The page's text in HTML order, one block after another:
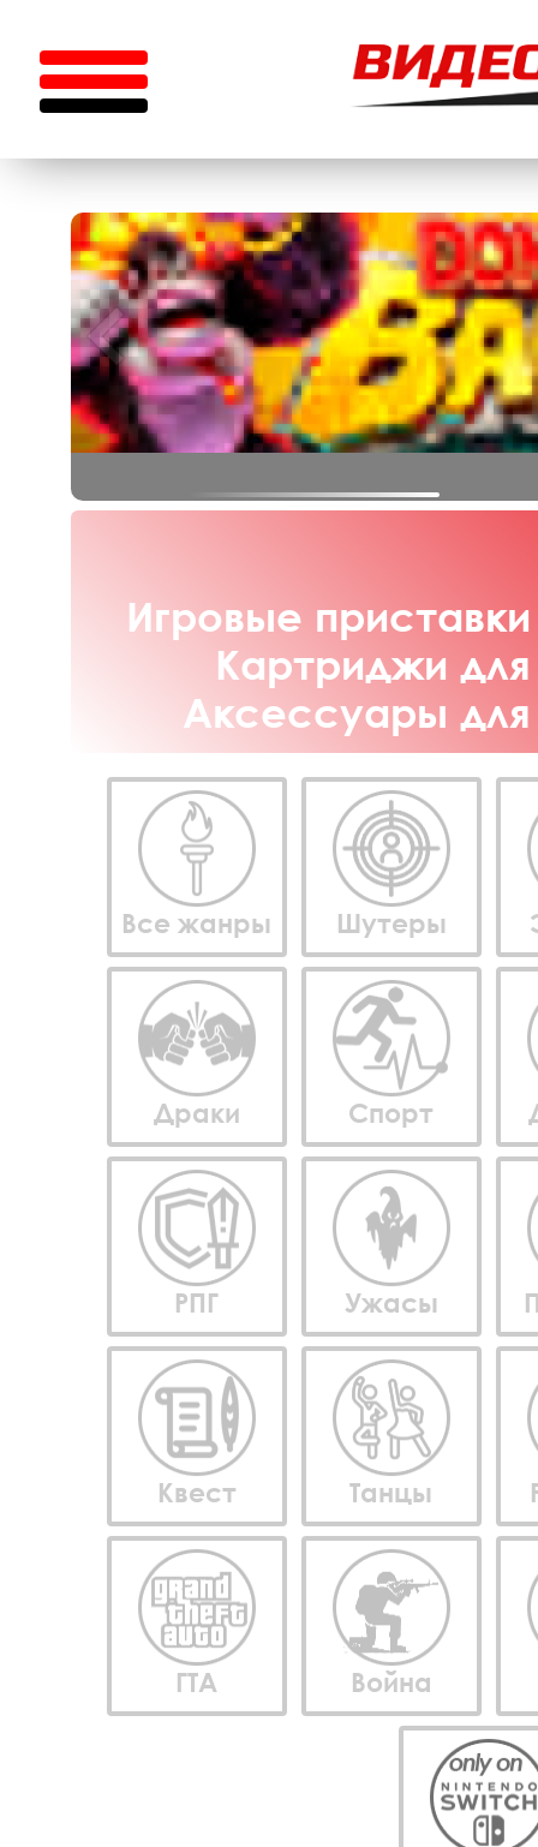
Игровые
Картриджи
Аксессуары для
Все жанры Шутеры
Драки Спорт
РПГ Ужасы
Квест Танцы
ГТА Война